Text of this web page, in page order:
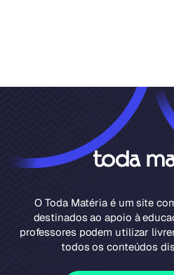
O Toda Matéria é um site
destinados ao apoio à
professores podem utilizar
todos os conteúdos